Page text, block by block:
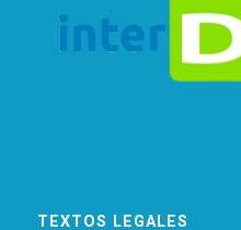
TEXTOS LEGALES